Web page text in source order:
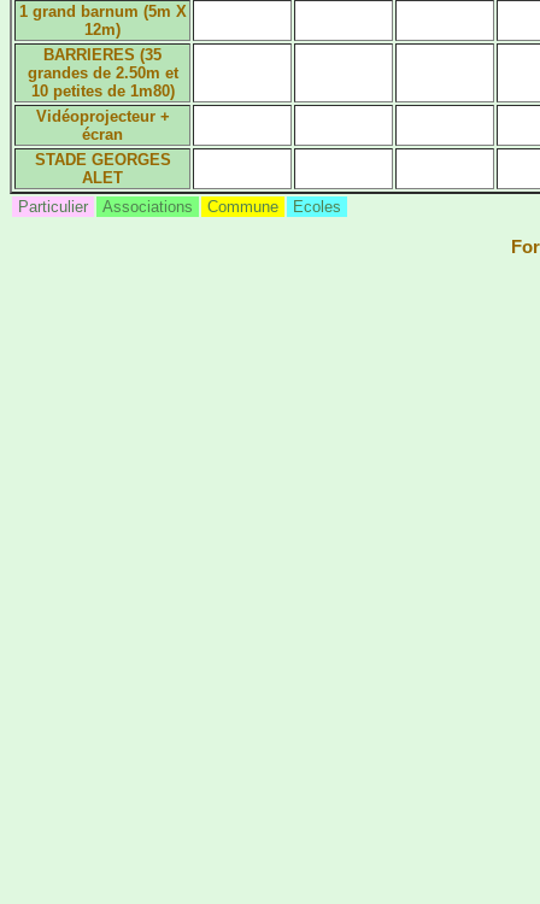
1 grand barnum (5m X
12m)
BARRIERES (35
grandes de 2.50m et
10 petites de 1m80)
Vidéoprojecteur +
écran
STADE GEORGES
ALET
Particulier
Associations Commune Ecoles